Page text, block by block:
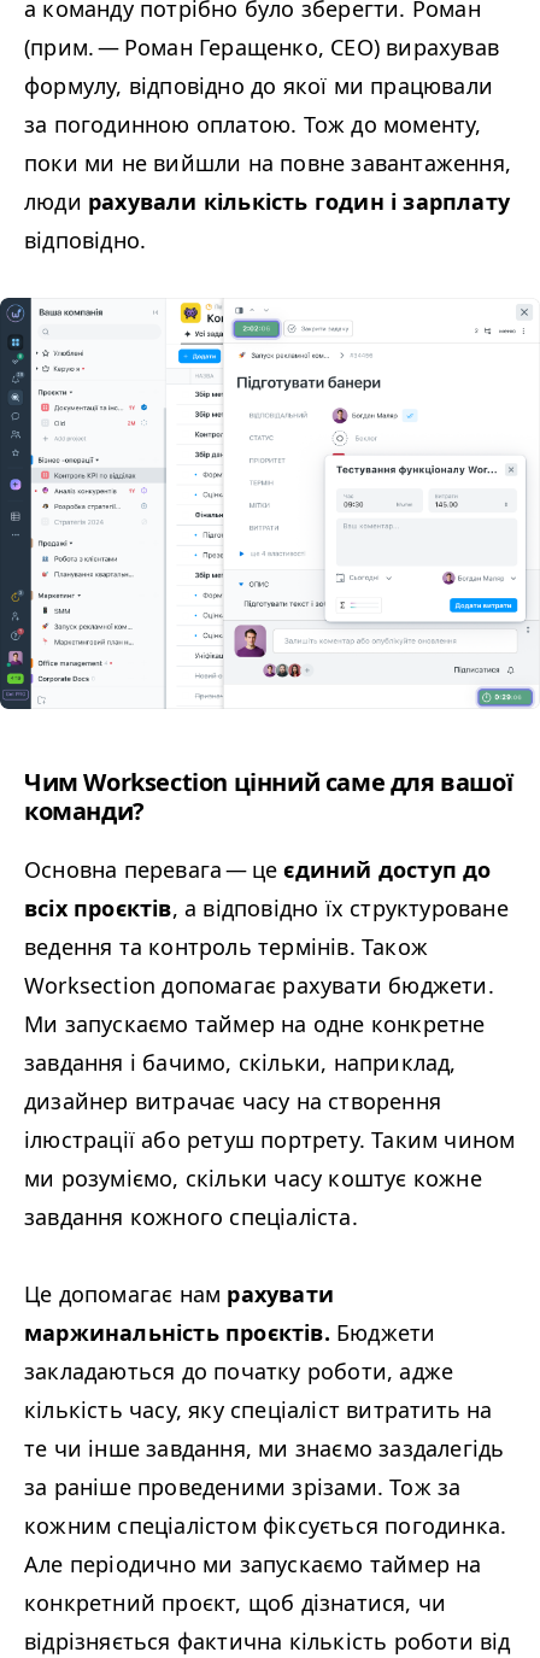
а команду потрібно було зберегти. Роман
(прим. — Роман Геращенко, CEO) вирахував
формулу, відповідно до якої ми працювали
за погодинною оплатою. Тож до моменту,
поки ми не вийшли на повне завантаження,
люди рахували кількість годин і зарплату
відповідно.
Чим Worksection цінний саме для вашої
команди?
Основна перевага — цеєдиний доступ до
всіх проєктів, а відповідно їх структуроване
ведення та контроль термінів. Також
Worksection допомагає рахувати бюджети.
Ми запускаємо таймер на одне конкретне
завдання і бачимо, скільки, наприклад,
дизайнер витрачає часу на створення
ілюстрації або ретуш портрету. Таким чином
ми розуміємо, скільки часу коштує кожне
завдання кожного спеціаліста.
Це допомагає нам рахувати
маржинальність проєктів. Бюджети
закладаються до початку роботи, адже
кількість часу, яку спеціаліст витратить на
те чи інше завдання, ми знаємо заздалегідь
за раніше проведеними зрізами. Тож за
кожним спеціалістом фіксується погодинка.
Але періодично ми запускаємо таймер на
конкретний проєкт, щоб дізнатися, чи
відрізняється фактична кількість роботи від